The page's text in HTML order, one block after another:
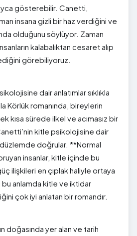
gösterebilir. Canetti,
insana gizli bir haz verdiğini ve
olduğunu söylüyor. Zaman
kalabalıktan cesaret alıp
görebiliyoruz.
dair anlatımlar sıklıkla
Körlük romanında, bireylerin
kısa sürede ilkel ve acımasız bir
kitle psikolojisine dair
doğrular. **Normal
insanlar, kitle içinde bu
güç ilişkileri en çıplak haliyle ortaya
bu anlamda kitle ve iktidar
çok iyi anlatan bir romandır.
doğasında yer alan ve tarih